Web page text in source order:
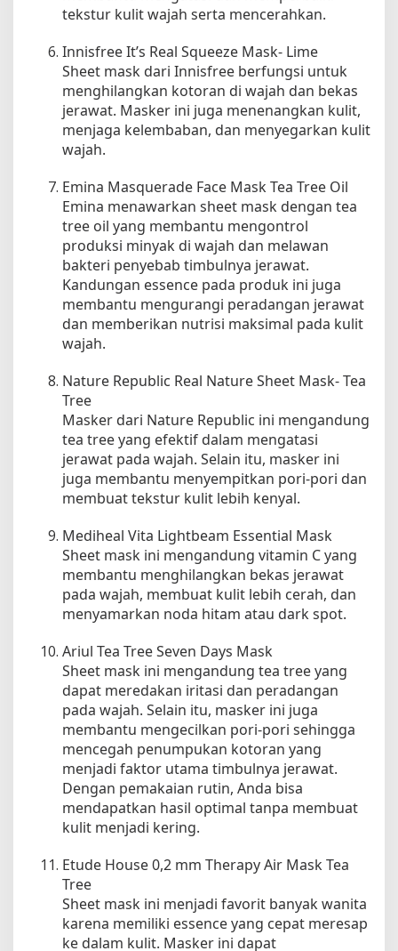
tekstur kulit wajah serta mencerahkan.
Innisfree It’s Real Squeeze Mask- Lime
Sheet mask dari Innisfree berfungsi untuk
menghilangkan kotoran di wajah dan bekas
jerawat. Masker ini juga menenangkan kulit,
menjaga kelembaban, dan menyegarkan kulit
wajah.
Emina Masquerade Face Mask Tea Tree Oil
Emina menawarkan sheet mask dengan tea
tree oil yang membantu mengontrol
produksi minyak di wajah dan melawan
bakteri penyebab timbulnya jerawat.
Kandungan essence pada produk ini juga
membantu mengurangi peradangan jerawat
dan memberikan nutrisi maksimal pada kulit
wajah.
Nature Republic Real Nature Sheet Mask- Tea
Tree
Masker dari Nature Republic ini mengandung
tea tree yang efektif dalam mengatasi
jerawat pada wajah. Selain itu, masker ini
juga membantu menyempitkan pori-pori dan
membuat tekstur kulit lebih kenyal.
Mediheal Vita Lightbeam Essential Mask
Sheet mask ini mengandung vitamin C yang
membantu menghilangkan bekas jerawat
pada wajah, membuat kulit lebih cerah, dan
menyamarkan noda hitam atau dark spot.
Ariul Tea Tree Seven Days Mask
Sheet mask ini mengandung tea tree yang
dapat meredakan iritasi dan peradangan
pada wajah. Selain itu, masker ini juga
membantu mengecilkan pori-pori sehingga
mencegah penumpukan kotoran yang
menjadi faktor utama timbulnya jerawat.
Dengan pemakaian rutin, Anda bisa
mendapatkan hasil optimal tanpa membuat
kulit menjadi kering.
Etude House 0,2 mm Therapy Air Mask Tea
Tree
Sheet mask ini menjadi favorit banyak wanita
karena memiliki essence yang cepat meresap
ke dalam kulit. Masker ini dapat